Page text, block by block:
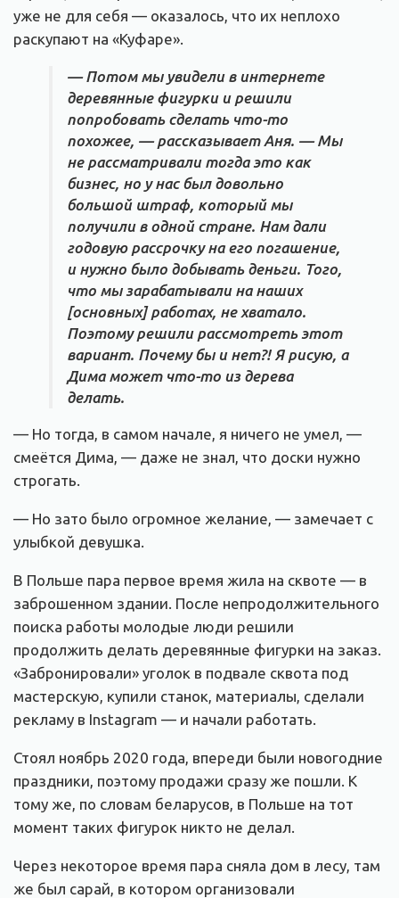
уже не для себя — оказалось, что их неплохо
раскупают на «Куфаре».
— Потом мы увидели в интернете
деревянные фигурки и решили
попробовать сделать что-то
похожее, — рассказывает Аня. — Мы
не рассматривали тогда это как
бизнес, но у нас был довольно
большой штраф, который мы
получили в одной стране. Нам дали
годовую рассрочку на его погашение,
и нужно было добывать деньги. Того,
что мы зарабатывали на наших
[основных] работах, не хватало.
Поэтому решили рассмотреть этот
вариант. Почему бы и нет?! Я рисую, а
Дима может что-то из дерева
делать.
— Но тогда, в самом начале, я ничего не умел, —
смеётся Дима, — даже не знал, что доски нужно
строгать.
— Но зато было огромное желание, — замечает с
улыбкой девушка.
В Польше пара первое время жила на сквоте — в
заброшенном здании. После непродолжительного
поиска работы молодые люди решили
продолжить делать деревянные фигурки на заказ.
«Забронировали» уголок в подвале сквота под
мастерскую, купили станок, материалы, сделали
рекламу в Instagram — и начали работать.
Стоял ноябрь 2020 года, впереди были новогодние
праздники, поэтому продажи сразу же пошли. К
тому же, по словам беларусов, в Польше на тот
момент таких фигурок никто не делал.
Через некоторое время пара сняла дом в лесу, там
же был сарай, в котором организовали